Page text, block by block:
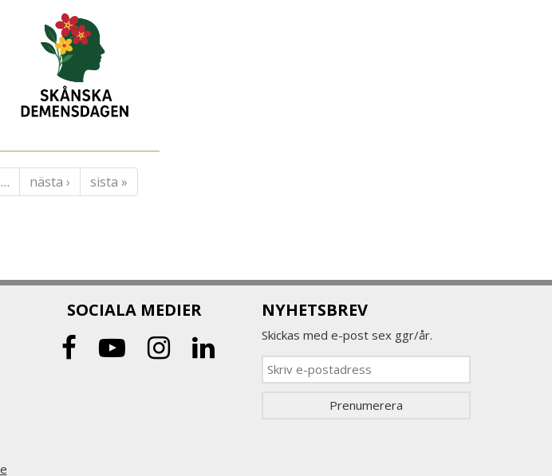
… nästa › sista »
SOCIALA MEDIER NYHETSBREV
Skickas med e-post sex ggr/år.